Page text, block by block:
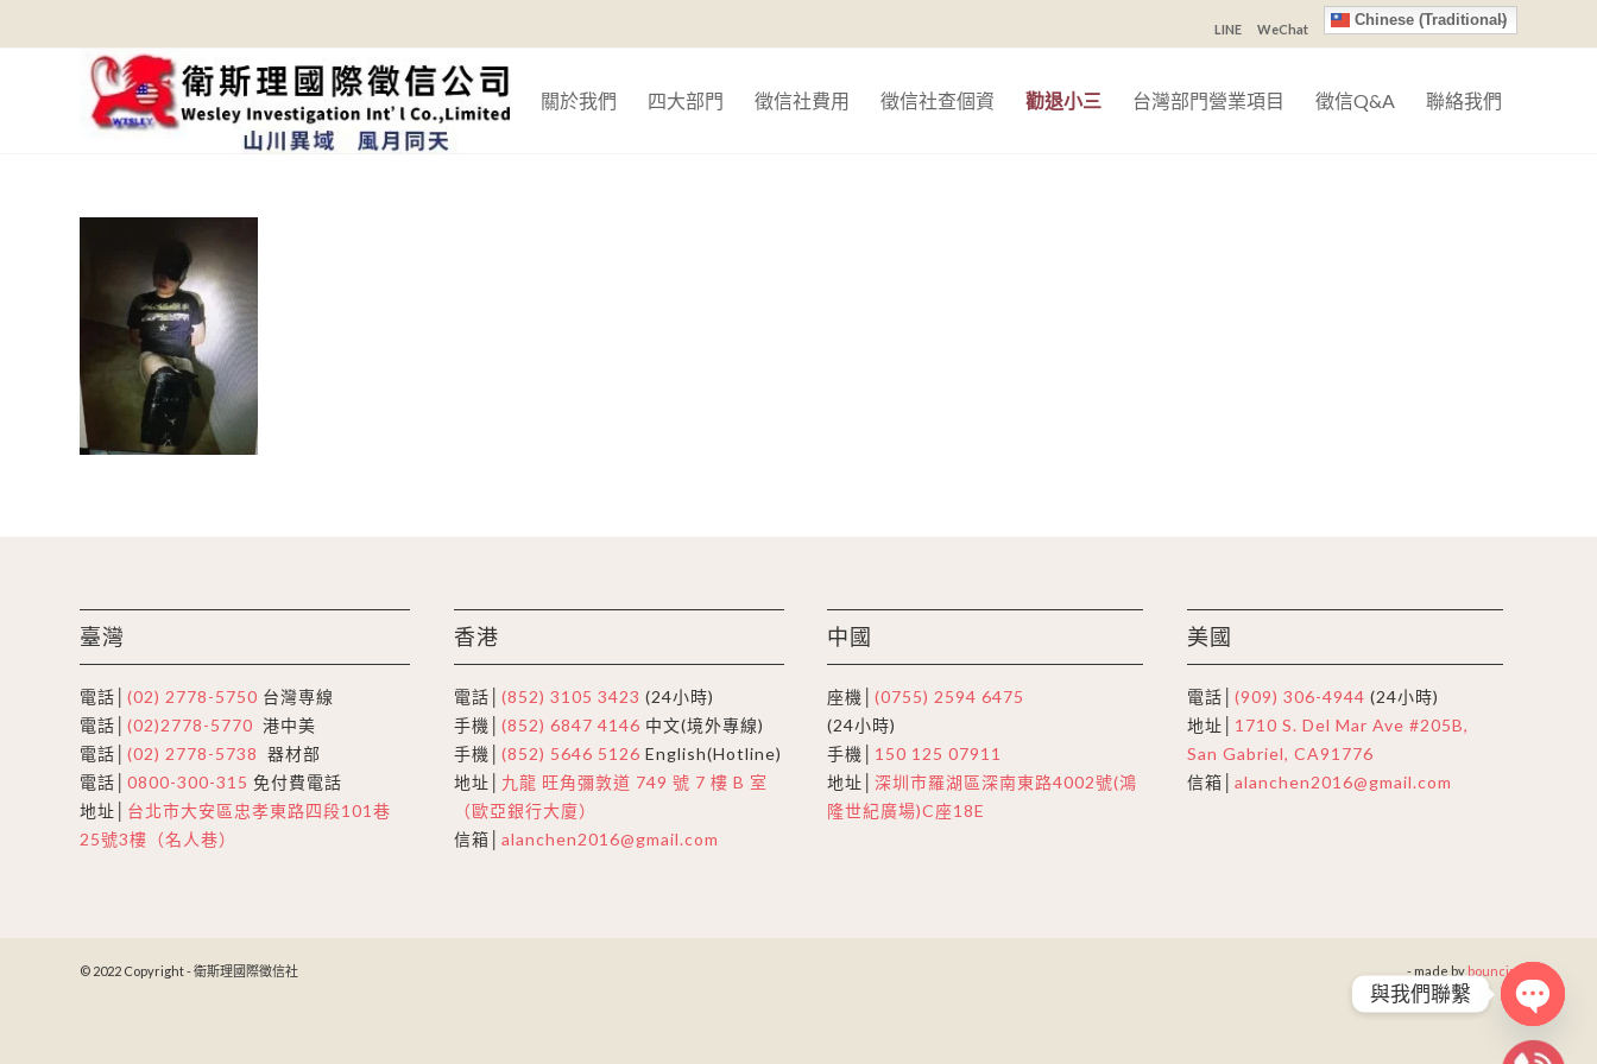
LINE WeChat
Chinese (Traditional)
關於我們 四大部門 徵信社費用 徵信社查個資 勸退小三 台灣部門營業項目 徵信Q&A 聯絡我們
臺灣
電話│ (02) 2778-5750 台灣専線
電話│ (02)2778-5770 港中美
電話│ (02) 2778-5738 器材部
電話│ 0800-300-315 免付費電話
地址│ 台北市大安區忠孝東路四段101巷
25號3樓（名人巷）
香港
電話│ (852) 3105 3423 (24小時)
手機│ (852) 6847 4146 中文(境外專線)
手機│ (852) 5646 5126 English(Hotline)
地址│ 九龍 旺角彌敦道 749 號 7 樓 B 室
（歐亞銀行大廈）
信箱│ alanchen2016@gmail.com
中國
座機│(0755) 2594 6475
(24小時)
手機│ 150 125 07911
地址│深圳市羅湖區深南東路4002號(鴻
隆世紀廣場)C座18E
美國
電話│ (909) 306-4944 (24小時)
地址│ 1710 S. Del Mar Ave #205B,
San Gabriel, CA91776
信箱│ alanchen2016@gmail.com
© 2022 Copyright - 衛斯理國際徵信社 - made by bouncin
與我們聯繫
chaty